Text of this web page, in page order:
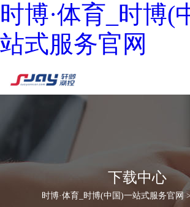
时博·体育_时博(
站式服务官网
下载中心
时博·体育_时博(中国)一站式服务官网